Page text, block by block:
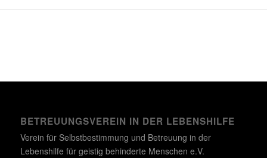
BETREUUNGSVEREIN IN DER LEBENSHILFE
Verein für Selbstbestimmung und Betreuung in der
Lebenshilfe für geistig behinderte Menschen e.V.